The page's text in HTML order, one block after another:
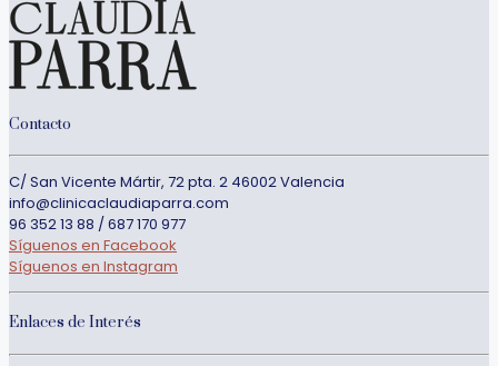
Contacto
C/ San Vicente Mártir, 72 pta. 2 46002 Valencia
info@clinicaclaudiaparra.com
96 352 13 88 / 687 170 977
Síguenos en Facebook
Síguenos en Instagram
Enlaces de Interés